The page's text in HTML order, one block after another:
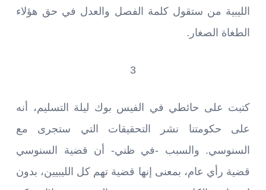
الليبية من ستقول كلمة الفصل والعدل في حق هؤلاء
الطغاة الصغار.
3
كتبت على حائطي في الفيس بوك ليلة التسليم، أنه
على حكومتنا نشر التحقيقات التي ستجرى مع
السنوسي. والسبب -في ظني- أن قضية السنوسي
قضية رأي عام، بمعنى إنها قضية تهم كل الليبيين، بدون